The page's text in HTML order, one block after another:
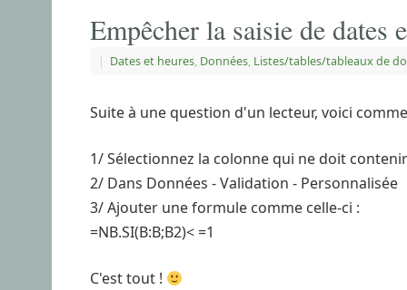
Empêcher la saisie de dates
| Dates et heures, Données, Listes/tables/tableaux de
Suite à une question d'un lecteur, voici
1/ Sélectionnez la colonne qui ne doit
2/ Dans Données - Validation - Personnalisée
3/ Ajouter une formule comme celle-ci :
=NB.SI(B:B;B2)< =1
C'est tout !